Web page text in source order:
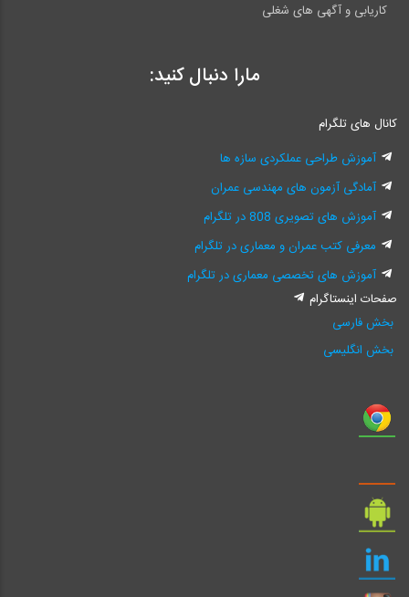
کاریابی و آگهی های شغلی
مارا دنبال کنید:
کانال های تلگرام
آموزش طراحی عملکردی سازه ها
آمادگی آزمون های مهندسی عمران
آموزش های تصویری 808 در تلگرام
معرفی کتب عمران و معماری در تلگرام
آموزش های تخصصی معماری در تلگرام
صفحات اینستاگرام
بخش فارسی
بخش انگلیسی